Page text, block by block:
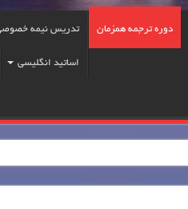
دوره ترجمه همزمان تدریس نیمه
اساتید انگلیسی